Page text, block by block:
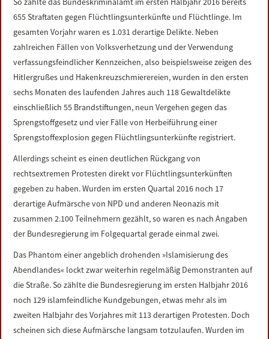
655 Straftaten gegen Flüchtlingsunterkünfte und Flüchtlinge. Im
gesamten Vorjahr waren es 1.031 derartige Delikte. Neben
zahlreichen Fällen von Volksverhetzung und der Verwendung
verfassungsfeindlicher Kennzeichen, also beispielsweise zeigen des
Hitlergrußes und Hakenkreuzschmierereien, wurden in den ersten
sechs Monaten des laufenden Jahres auch 118 Gewaltdelikte
einschließlich 55 Brandstiftungen, neun Vergehen gegen das
Sprengstoffgesetz und vier Fälle von Herbeiführung einer
Sprengstoffexplosion gegen Flüchtlingsunterkünfte registriert.
Allerdings scheint es einen deutlichen Rückgang von
rechtsextremen Protesten direkt vor Flüchtlingsunterkünften
gegeben zu haben. Wurden im ersten Quartal 2016 noch 17
derartige Aufmärsche von NPD und anderen Neonazis mit
zusammen 2.100 Teilnehmern gezählt, so waren es nach Angaben
der Bundesregierung im Folgequartal gerade einmal zwei.
Das Phantom einer angeblich drohenden »Islamisierung des
Abendlandes« lockt zwar weiterhin regelmäßig Demonstranten auf
die Straße. So zählte die Bundesregierung im ersten Halbjahr 2016
noch 129 islamfeindliche Kundgebungen, etwas mehr als im
zweiten Halbjahr des Vorjahres mit 113 derartigen Protesten. Doch
scheinen sich diese Aufmärsche langsam totzulaufen. Wurden im